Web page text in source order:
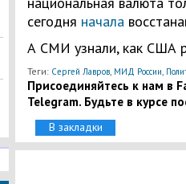
сегодня начала
А СМИ узнали, как США
Теги: Сергей Лавров, МИД России,
Присоединяйтесь к нам в
Telegram. Будьте в курсе
В закладки